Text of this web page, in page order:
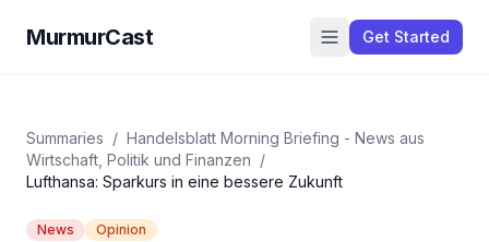
MurmurCast Get Started
Summaries / Handelsblatt Morning Briefing - News aus
Wirtschaft, Politik und Finanzen /
Lufthansa: Sparkurs in eine bessere Zukunft
News Opinion